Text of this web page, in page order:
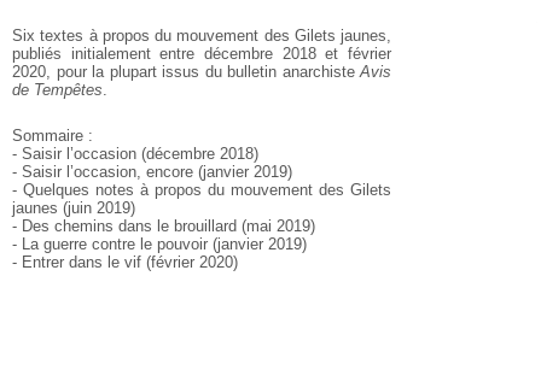
Six textes à propos du mouvement des Gilets jaunes,
publiés initialement entre décembre 2018 et février
2020, pour la plupart issus du bulletin anarchisteAvis
de Tempêtes.
Sommaire :
- Saisir l’occasion (décembre 2018)
- Saisir l’occasion, encore (janvier 2019)
- Quelques notes à propos du mouvement des Gilets
jaunes (juin 2019)
- Des chemins dans le brouillard (mai 2019)
- La guerre contre le pouvoir (janvier 2019)
- Entrer dans le vif (février 2020)